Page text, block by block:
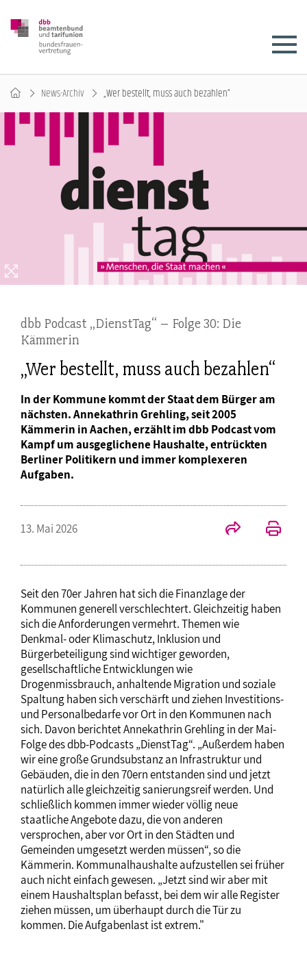
News-Archiv „Wer bestellt, muss auch bezahlen“
dbb Podcast „DienstTag“ – Folge 30: Die
Kämmerin
„Wer bestellt, muss auch bezahlen“
In der Kommune kommt der Staat dem Bürger am
nächsten. Annekathrin Grehling, seit 2005
Kämmerin in Aachen, erzählt im dbb Podcast vom
Kampf um ausgeglichene Haushalte, entrückten
Berliner Politikern und immer komplexeren
Aufgaben.
13. Mai 2026
Seit den 70er Jahren hat sich die Finanzlage der
Kommunen generell verschlechtert. Gleichzeitig haben
sich die Anforderungen vermehrt. Themen wie
Denkmal- oder Klimaschutz, Inklusion und
Bürgerbeteiligung sind wichtiger geworden,
gesellschaftliche Entwicklungen wie
Drogenmissbrauch, anhaltende Migration und soziale
Spaltung haben sich verschärft und ziehen Investitions-
und Personalbedarfe vor Ort in den Kommunen nach
sich. Davon berichtet Annekathrin Grehling in der Mai-
Folge des dbb-Podcasts „DienstTag“. „Außerdem haben
wir eine große Grundsubstanz an Infrastruktur und
Gebäuden, die in den 70ern entstanden sind und jetzt
natürlich alle gleichzeitig sanierungsreif werden. Und
schließlich kommen immer wieder völlig neue
staatliche Angebote dazu, die von anderen
versprochen, aber vor Ort in den Städten und
Gemeinden umgesetzt werden müssen“, so die
Kämmerin. Kommunalhaushalte aufzustellen sei früher
auch nicht einfach gewesen. „Jetzt sind wir aber mit
einem Haushaltsplan befasst, bei dem wir alle Register
ziehen müssen, um überhaupt durch die Tür zu
kommen. Die Aufgabenlast ist extrem."